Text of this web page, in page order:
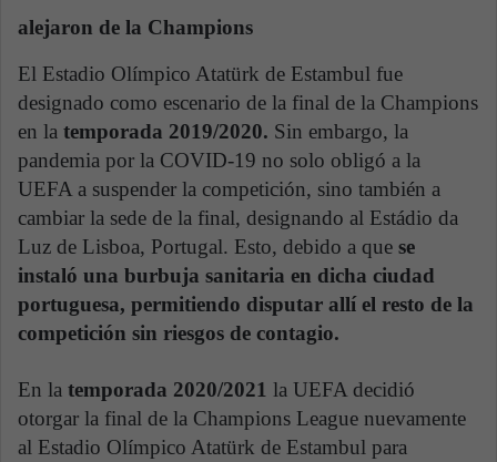
alejaron de la Champions
El Estadio Olímpico Atatürk de Estambul fue
designado como escenario de la final de la Champions
en la temporada 2019/2020. Sin embargo, la
pandemia por la COVID-19 no solo obligó a la
UEFA a suspender la competición, sino también a
cambiar la sede de la final, designando al Estádio da
Luz de Lisboa, Portugal. Esto, debido a que se
instaló una burbuja sanitaria en dicha ciudad
portuguesa, permitiendo disputar allí el resto de la
competición sin riesgos de contagio.
En la temporada 2020/2021 la UEFA decidió
otorgar la final de la Champions League nuevamente
al Estadio Olímpico Atatürk de Estambul para